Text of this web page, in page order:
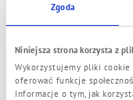
Zgoda
Niniejsza strona korzysta z
Wykorzystujemy pliki
oferować funkcje
Informacje o tym, jak
Tutaj można